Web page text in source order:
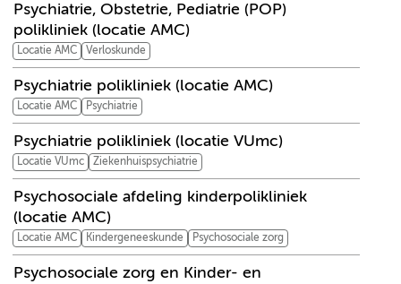
Psychiatrie, Obstetrie, Pediatrie (POP)
polikliniek (locatie AMC)
Locatie AMC Verloskunde
Psychiatrie polikliniek (locatie AMC)
Locatie AMC Psychiatrie
Psychiatrie polikliniek (locatie VUmc)
Locatie VUmc Ziekenhuispsychiatrie
Psychosociale afdeling kinderpolikliniek
(locatie AMC)
Locatie AMC Kindergeneeskunde Psychosociale zorg
Psychosociale zorg en Kinder- en